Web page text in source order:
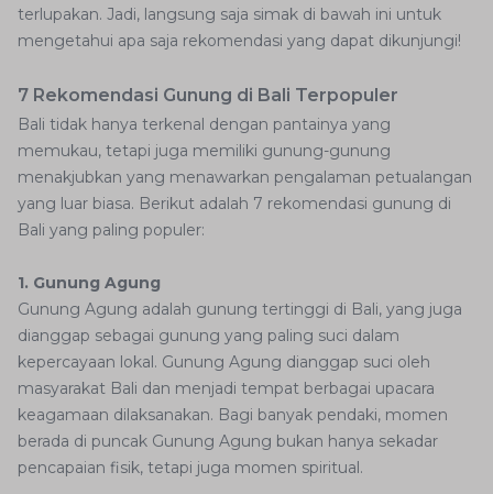
terlupakan. Jadi, langsung saja simak di bawah ini untuk
mengetahui apa saja rekomendasi yang dapat dikunjungi!
7 Rekomendasi Gunung di Bali Terpopuler
Bali tidak hanya terkenal dengan pantainya yang
memukau, tetapi juga memiliki gunung-gunung
menakjubkan yang menawarkan pengalaman petualangan
yang luar biasa. Berikut adalah 7 rekomendasi gunung di
Bali yang paling populer:
1. Gunung Agung
Gunung Agung adalah gunung tertinggi di Bali, yang juga
dianggap sebagai gunung yang paling suci dalam
kepercayaan lokal. Gunung Agung dianggap suci oleh
masyarakat Bali dan menjadi tempat berbagai upacara
keagamaan dilaksanakan. Bagi banyak pendaki, momen
berada di puncak Gunung Agung bukan hanya sekadar
pencapaian fisik, tetapi juga momen spiritual.